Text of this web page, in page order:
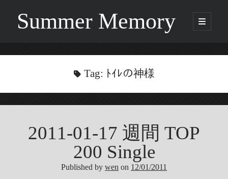
Summer Memory
open
primary
Categories
Being Music
Tag: ﾄｲﾚの神様
2011-01-17 週間 TOP
200 Single
Published by wen on 12/01/2011